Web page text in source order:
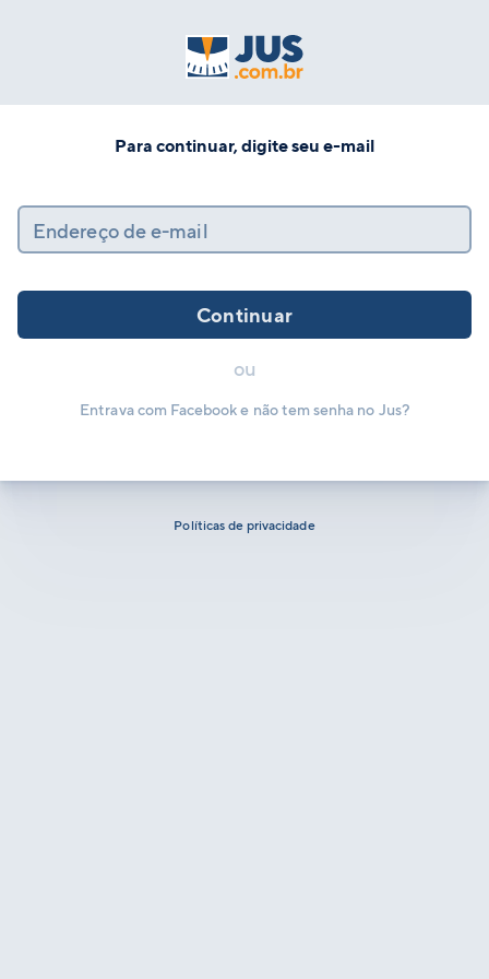
Para continuar, digite seu e-mail
Endereço de e-mail
Continuar
ou
Entrava com Facebook e não tem senha no Jus?
Políticas de privacidade